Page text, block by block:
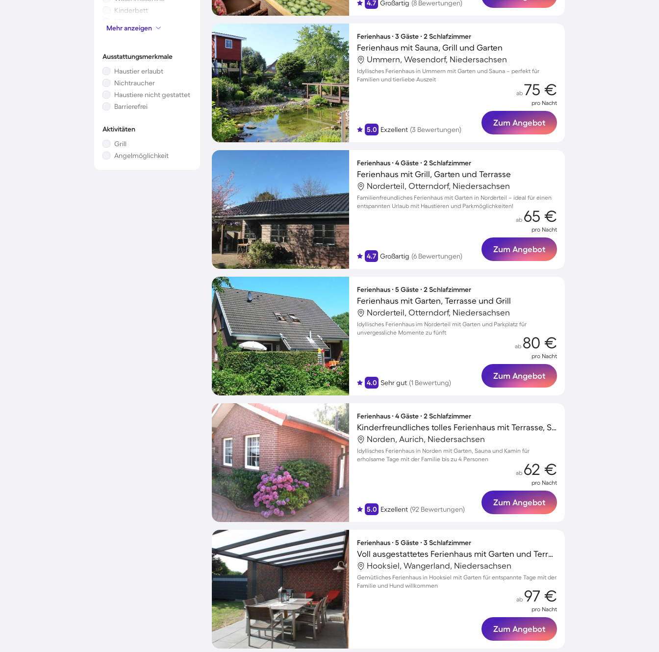
Kinderbett
Mikrowelle
Klimaanlage
Mehr anzeigen
Ausstattungsmerkmale
Haustier erlaubt
Nichtraucher
Haustiere nicht gestattet
Barrierefrei
Aktivitäten
Grill
Angelmöglichkeit
4.7 Großartig (8 Bewertungen)
Ferienhaus ∙ 3 Gäste ∙ 2 Schlafzimmer
Ferienhaus mit Sauna, Grill und Garten
Ummern, Wesendorf, Niedersachsen
Idyllisches Ferienhaus in Ummern mit Garten und Sauna – perfekt für
Familien und tierliebe Auszeit
5.0 Exzellent (3 Bewertungen)
ab 75 €
pro Nacht
Zum Angebot
Ferienhaus ∙ 4 Gäste ∙ 2 Schlafzimmer
Ferienhaus mit Grill, Garten und Terrasse
Norderteil, Otterndorf, Niedersachsen
Familienfreundliches Ferienhaus mit Garten in Norderteil – ideal für einen
entspannten Urlaub mit Haustieren und Parkmöglichkeiten!
4.7 Großartig (6 Bewertungen)
ab 65 €
pro Nacht
Zum Angebot
Ferienhaus ∙ 5 Gäste ∙ 2 Schlafzimmer
Ferienhaus mit Garten, Terrasse und Grill
Norderteil, Otterndorf, Niedersachsen
Idyllisches Ferienhaus im Norderteil mit Garten und Parkplatz für
unvergessliche Momente zu fünft
4.0 Sehr gut (1 Bewertung)
ab 80 €
pro Nacht
Zum Angebot
Ferienhaus ∙ 4 Gäste ∙ 2 Schlafzimmer
Kinderfreundliches tolles Ferienhaus mit Terrasse, Sauna und Garten
Norden, Aurich, Niedersachsen
Idyllisches Ferienhaus in Norden mit Garten, Sauna und Kamin für
erholsame Tage mit der Familie bis zu 4 Personen
5.0 Exzellent (92 Bewertungen)
ab 62 €
pro Nacht
Zum Angebot
Ferienhaus ∙ 5 Gäste ∙ 3 Schlafzimmer
Voll ausgestattetes Ferienhaus mit Garten und Terrasse | Hunde erlaubt
Hooksiel, Wangerland, Niedersachsen
Gemütliches Ferienhaus in Hooksiel mit Garten für entspannte Tage mit der
Familie und Hund willkommen
ab 97 €
pro Nacht
Zum Angebot